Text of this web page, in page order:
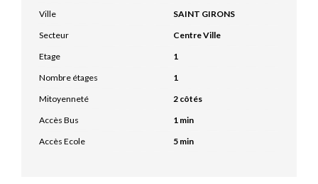
Ville
SAINT GIRONS
Secteur
Centre Ville
Etage
1
Nombre étages
1
Mitoyenneté
2 côtés
Accès Bus
1 min
Accès Ecole
5 min